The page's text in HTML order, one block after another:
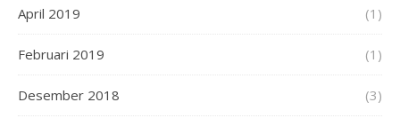
April 2019 (1)
Februari 2019 (1)
Desember 2018 (3)